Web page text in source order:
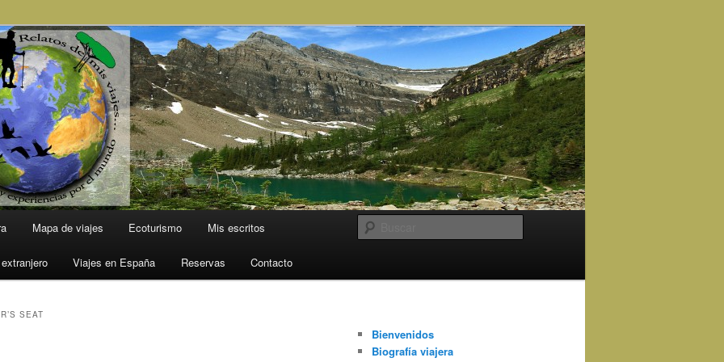
Mapa de viajes Ecoturismo Mis escritos
Viajes en España Reservas Contacto
SEAT
Bienvenidos
Biografía viajera